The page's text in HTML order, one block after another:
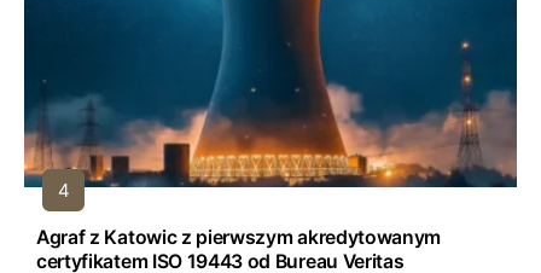
Agraf z Katowic z pierwszym akredytowanym
certyfikatem ISO 19443 od Bureau Veritas